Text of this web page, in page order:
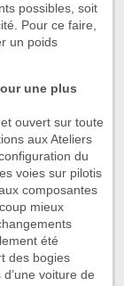
possibles, soit
Pour ce faire,
un poids
une plus
ouvert sur toute
aux Ateliers
du
voies sur pilotis
composantes
mieux
été
des bogies
voiture de